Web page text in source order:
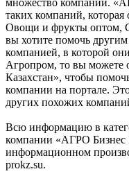
таких компаний, которая
Овощи и фрукты оптом,
вы хотите помочь другим
компанией, в которой
Агропром, то вы можете
Казахстан», чтобы
компании на портале.
других похожих
Всю информацию в
компании «АГРО Бизнес
информационном
prokz.su.